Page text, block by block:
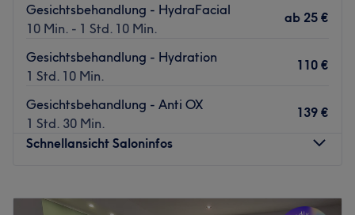
Gesichtsbehandlung - HydraFacial
10 Min. - 1 Std. 10 Min.
ab 25 €
Gesichtsbehandlung - Hydration
1 Std. 10 Min.
110 €
Gesichtsbehandlung - Anti OX
1 Std. 30 Min.
139 €
Schnellansicht Saloninfos
Dienstag
18:00